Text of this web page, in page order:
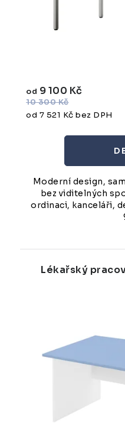
od 7 521 Kč bez DPH
od 9 100 Kč
10 300 Kč
Moderní design,
bez viditelných
ordinaci, kanceláři,
Lékařský